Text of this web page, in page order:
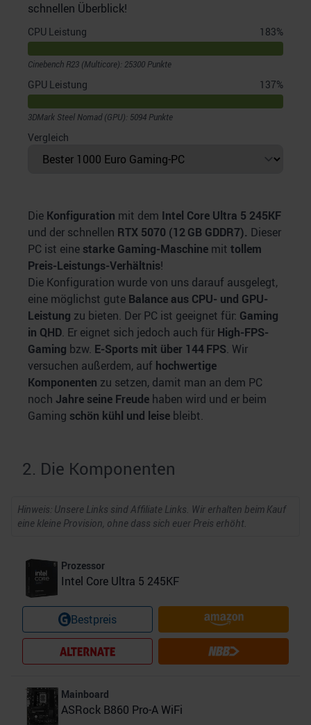
schnellen Überblick!
CPU Leistung 183%
Cinebench R23 (Multicore): 25300 Punkte
GPU Leistung 137%
3DMark Steel Nomad (GPU): 5094 Punkte
Vergleich
Die Konfiguration mit dem Intel Core Ultra 5 245KF
und der schnellen RTX 5070 (12 GB GDDR7). Dieser
PC ist eine starke Gaming-Maschine mit tollem
Preis-Leistungs-Verhältnis!
Die Konfiguration wurde von uns darauf ausgelegt,
eine möglichst gute Balance aus CPU- und GPU-
Leistung zu bieten. Der PC ist geeignet für: Gaming
in QHD. Er eignet sich jedoch auch für High-FPS-
Gaming bzw. E-Sports mit über 144 FPS. Wir
versuchen außerdem, auf hochwertige
Komponenten zu setzen, damit man an dem PC
noch Jahre seine Freude haben wird und er beim
Gaming schön kühl und leise bleibt.
2. Die Komponenten
Hinweis: Unsere Links sind Affiliate Links. Wir erhalten beim Kauf
eine kleine Provision, ohne dass sich euer Preis erhöht.
Prozessor
Intel Core Ultra 5 245KF
Bestpreis
Mainboard
ASRock B860 Pro-A WiFi